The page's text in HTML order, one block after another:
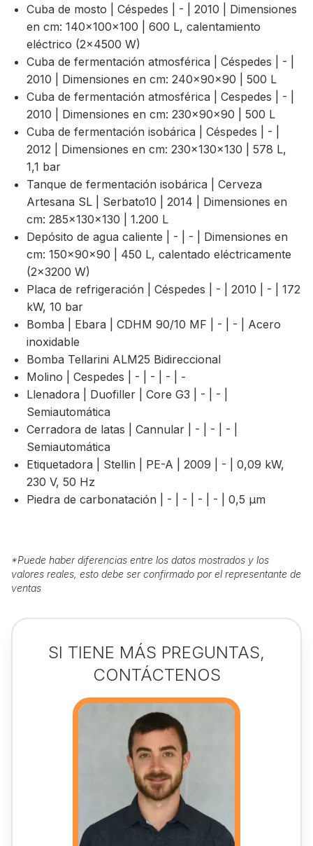
Cuba de mosto | Céspedes | - | 2010 | Dimensiones
en cm: 140×100×100 | 600 L, calentamiento
eléctrico (2×4500 W)
Cuba de fermentación atmosférica | Céspedes | - |
2010 | Dimensiones en cm: 240×90×90 | 500 L
Cuba de fermentación atmosférica | Cespedes | - |
2010 | Dimensiones en cm: 230×90×90 | 500 L
Cuba de fermentación isobárica | Céspedes | - |
2012 | Dimensiones en cm: 230×130×130 | 578 L,
1,1 bar
Tanque de fermentación isobárica | Cerveza
Artesana SL | Serbato10 | 2014 | Dimensiones en
cm: 285×130×130 | 1.200 L
Depósito de agua caliente | - | - | Dimensiones en
cm: 150×90×90 | 450 L, calentado eléctricamente
(2×3200 W)
Placa de refrigeración | Céspedes | - | 2010 | - | 172
kW, 10 bar
Bomba | Ebara | CDHM 90/10 MF | - | - | Acero
inoxidable
Bomba Tellarini ALM25 Bidireccional
Molino | Cespedes | - | - | - | -
Llenadora | Duofiller | Core G3 | - | - |
Semiautomática
Cerradora de latas | Cannular | - | - | - |
Semiautomática
Etiquetadora | Stellin | PE-A | 2009 | - | 0,09 kW,
230 V, 50 Hz
Piedra de carbonatación | - | - | - | - | 0,5 µm
*Puede haber diferencias entre los datos mostrados y los
valores reales, esto debe ser confirmado por el representante de
ventas
SI TIENE MÁS PREGUNTAS,
CONTÁCTENOS